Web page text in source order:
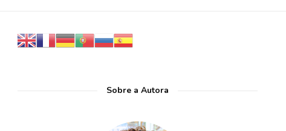
Sobre a Autora